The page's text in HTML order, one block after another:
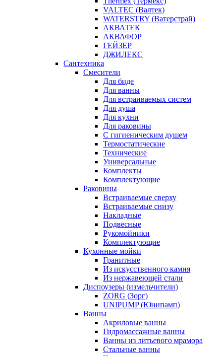
VALTEC (Валтек)
WATERSTRY (Ватерстрай)
АКВАТЕК
АКВАФОР
ГЕЙЗЕР
ДЖИЛЕКС
Сантехника
Смесители
Для биде
Для ванны
Для встраиваемых систем
Для душа
Для кухни
Для раковины
С гигиеническим душем
Термостатические
Технические
Универсальные
Комплекты
Комплектующие
Раковины
Встраиваемые сверху
Встраиваемые снизу
Накладные
Подвесные
Рукомойники
Комплектующие
Кухонные мойки
Гранитные
Из искусственного камня
Из нержавеющей стали
Диспоузеры (измельчители)
ZORG (Зорг)
UNIPUMP (Юнипамп)
Ванны
Акриловые ванны
Гидромассажные ванны
Ванны из литьевого мрамора
Стальные ванны